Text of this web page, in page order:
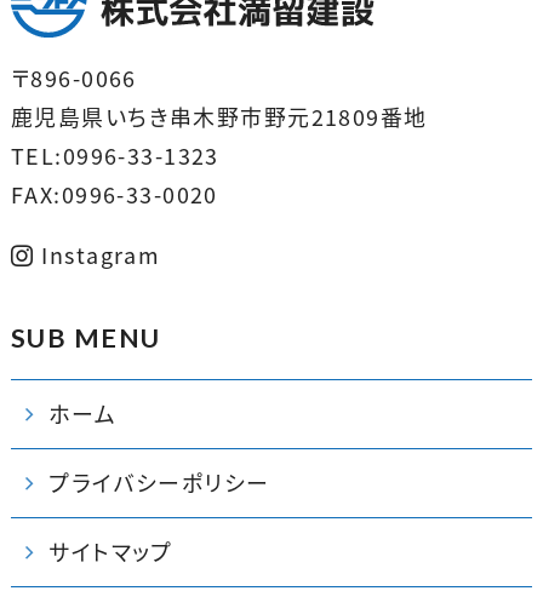
〒896-0066
鹿児島県いちき串木野市野元21809番地
TEL:0996-33-1323
FAX:0996-33-0020
Instagram
SUB MENU
ホーム
プライバシーポリシー
サイトマップ